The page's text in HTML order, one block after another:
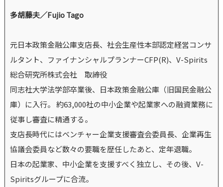
多胡藤夫／Fujio Tago
元日本政策金融公庫支店長、社会生産性本部認定経営コンサ
ルタント、ファイナンシャルプランナーCFP(R)、V-Spirits
総合研究所株式会社 取締役
同志社大学法学部卒業後、日本政策金融公庫（旧国民金融公
庫）に入行。 約63,000社の中小企業や起業家への融資業務に
従事し審査に精通する。
支店長時代にはベンチャー企業支援審査会委員長、企業再生
協議会委員など数々の要職を歴任したあと、定年退職。
日本の起業家、中小企業を支援すべく独立し、その後、V-
Spiritsグループに合流。